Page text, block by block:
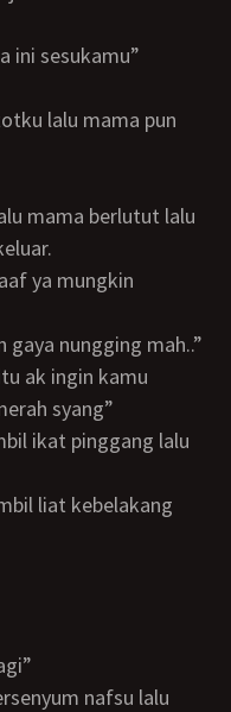
ini sesukamu”
gaya nungging mah..”
syang”